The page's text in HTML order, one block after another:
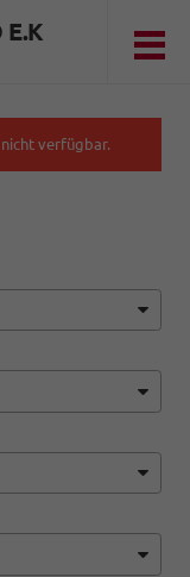
E.K
verfügbar.